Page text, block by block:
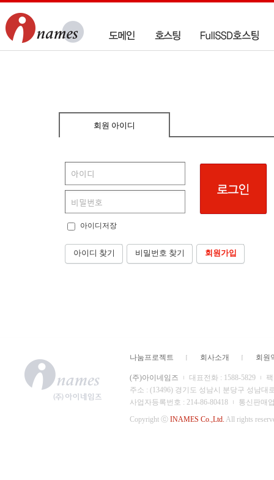
회원 아이디
아이디저장
아이디 찾기 비밀번호 찾기 회원가입
나눔프로젝트 회사소개 회원
(주)아이네임즈 대표전화 : 1588-5829
주소 : (13496) 경기도 성남시 분당구 성남대
사업자등록번호 : 214-86-80418
통신판매
Copyright ⓒ INAMES Co.,Ltd. All rights